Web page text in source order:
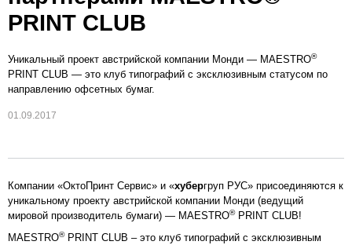
PRINT СLUB
Уникальный проект австрийской компании Монди — MAESTRO®
PRINT СLUB — это клуб типографий с эксклюзивным статусом по
направлению офсетных бумаг.
01.09.2017
Компании «ОктоПринт Сервис» и «хубергруп РУС» присоединяются к
уникальному проекту австрийской компании Монди (ведущий
мировой производитель бумаги) — MAESTRO®PRINT СLUB!
MAESTRO®PRINT СLUB – это клуб типографий с эксклюзивным